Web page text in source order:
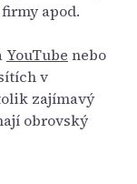
apod.
YouTube nebo
v
zajímavý
obrovský